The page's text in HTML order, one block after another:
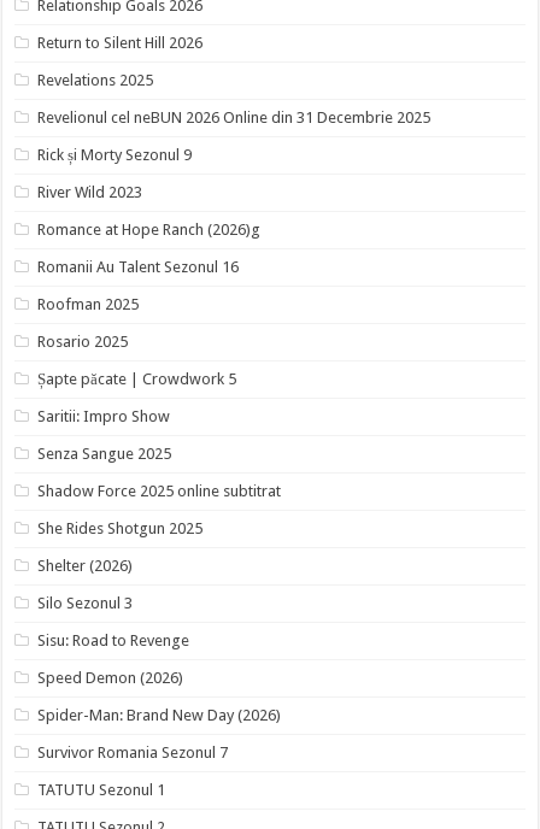
Relationship Goals 2026
Return to Silent Hill 2026
Revelations 2025
Revelionul cel neBUN 2026 Online din 31 Decembrie 2025
Rick și Morty Sezonul 9
River Wild 2023
Romance at Hope Ranch (2026)g
Romanii Au Talent Sezonul 16
Roofman 2025
Rosario 2025
Șapte păcate | Crowdwork 5
Saritii: Impro Show
Senza Sangue 2025
Shadow Force 2025 online subtitrat
She Rides Shotgun 2025
Shelter (2026)
Silo Sezonul 3
Sisu: Road to Revenge
Speed Demon (2026)
Spider-Man: Brand New Day (2026)
Survivor Romania Sezonul 7
TATUTU Sezonul 1